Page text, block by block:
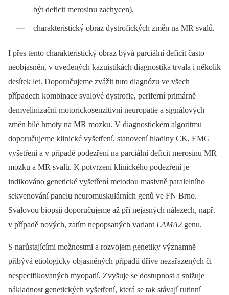
být deficit merosinu zachycen),
charakteristický obraz dystrofických změn na MR svalů.
I přes tento charakteristický obraz bývá parciální deficit často
neobjasněn, v uvedených kazuistikách diagnostika trvala i několik
desítek let. Doporučujeme zvážit tuto diagnózu ve všech
případech kombinace svalové dystrofie, periferní primárně
demyelinizační motorickosenzitivní neuropatie a signálových
změn bílé hmoty na MR mozku. V diagnostickém algoritmu
doporučujeme klinické vyšetření, stanovení hladiny CK, EMG
vyšetření a v případě podezření na parciální deficit merosinu MR
mozku a MR svalů. K potvrzení klinického podezření je
indikováno genetické vyšetření metodou masivně paralelního
sekvenování panelu neuromuskulárních genů ve FN Brno.
Svalovou biopsii doporučujeme až při nejasných nálezech, např.
v případě nových, zatím nepopsaných variant LAMA2 genu.
S narůstajícími možnostmi a rozvojem genetiky významně
přibývá etiologicky objasněných případů dříve nezařazených či
nespecifikovaných myopatií. Zvyšuje se dostupnost a snižuje
nákladnost genetických vyšetření, která se tak stávají rutinní